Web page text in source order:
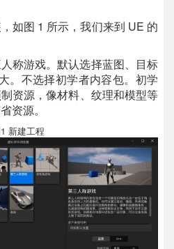
如图 1 所示，我们来到 UE 的
称游戏。默认选择蓝图、目标
。不选择初学者内容包。初学
资源，像材料、纹理和模型等
资源。
新建工程